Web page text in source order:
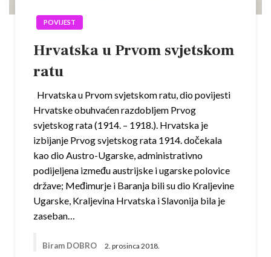
POVIJEST
Hrvatska u Prvom svjetskom
ratu
Hrvatska u Prvom svjetskom ratu, dio povijesti
Hrvatske obuhvaćen razdobljem Prvog
svjetskog rata (1914. – 1918.). Hrvatska je
izbijanje Prvog svjetskog rata 1914. dočekala
kao dio Austro-Ugarske, administrativno
podijeljena između austrijske i ugarske polovice
države; Međimurje i Baranja bili su dio Kraljevine
Ugarske, Kraljevina Hrvatska i Slavonija bila je
zaseban…
Biram DOBRO 2. prosinca 2018.